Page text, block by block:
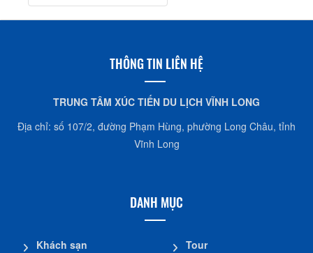
THÔNG TIN LIÊN HỆ
TRUNG TÂM XÚC TIẾN DU LỊCH VĨNH LONG
Địa chỉ: số 107/2, đường Phạm Hùng, phường Long Châu, tỉnh
Vĩnh Long
DANH MỤC
Khách sạn
Tour